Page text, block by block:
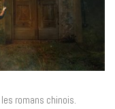
romans chinois.